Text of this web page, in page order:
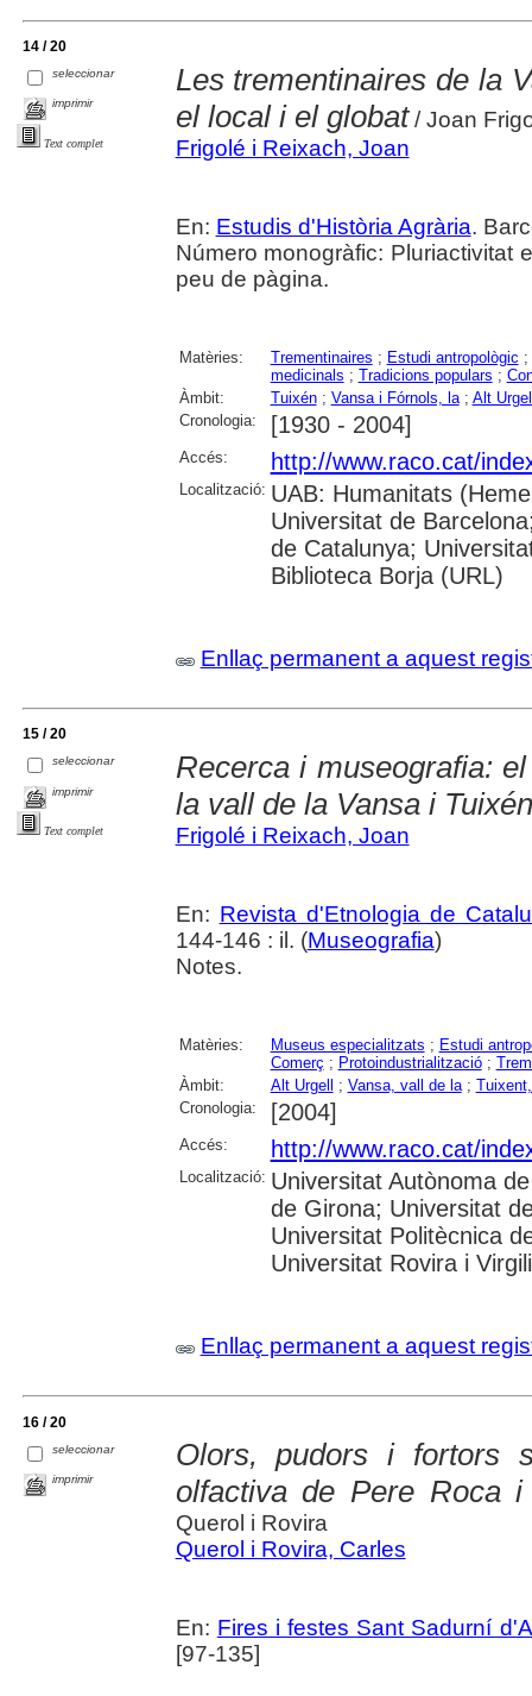
14 / 20
seleccionar
imprimir
Text complet
Les trementinaires de la
el local i el globat/ Joan
Frigolé i Reixach, Joan
En: Estudis d'Història Agrària.
Número monogràfic: Pluriactivitat
peu de pàgina.
Matèries: Trementinaires ; Estudi antropològic ;
medicinals ; Tradicions populars ;
Àmbit:
Tuixén; Vansa i Fórnols, la; Alt
Cronologia:
[1930 - 2004]
Accés: http://www.raco.cat/
Localització: UAB: Humanitats
Universitat de
de Catalunya;
Biblioteca Borja (URL)
Enllaç permanent a aquest
15 / 20
seleccionar
imprimir
Text complet
Recerca i museografia:
la vall de la Vansa i
Frigolé i Reixach, Joan
En: Revista d'Etnologia de
144-146 : il. (Museografia)
Notes.
Matèries: Museus especialitzats ; Estudi
Comerç ; Protoindustrialització;
Àmbit:
Alt Urgell ; Vansa, vall de la;
Cronologia:
[2004]
Accés: http://www.raco.cat/
Localització: Universitat Autònoma
de Girona; Universitat
Universitat Politècnica
Universitat Rovira i Virgili
Enllaç permanent a aquest
16 / 20
seleccionar
imprimir
Olors, pudors i fortors
olfactiva de Pere Roca
Querol i Rovira
Querol i Rovira, Carles
En: Fires i festes Sant Sadurní
[97-135]